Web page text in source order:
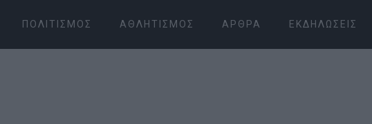
ΠΟΛΙΤΙΣΜΌΣ ΑΘΛΗΤΙΣΜΌΣ ΆΡΘΡΑ ΕΚΔΗΛΏΣΕΙΣ